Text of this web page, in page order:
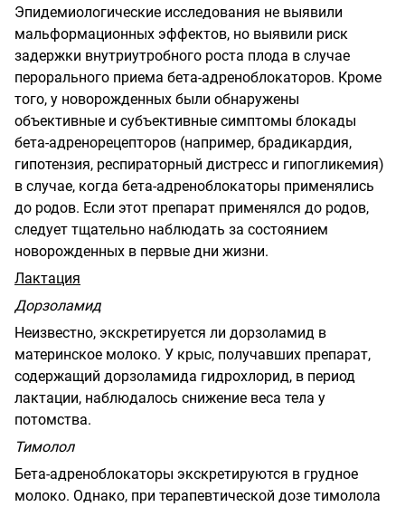
Эпидемиологические исследования не выявили
мальформационных эффектов, но выявили риск
задержки внутриутробного роста плода в случае
перорального приема бета-адреноблокаторов. Кроме
того, у новорожденных были обнаружены
объективные и субъективные симптомы блокады
бета-адренорецепторов (например, брадикардия,
гипотензия, респираторный дистресс и гипогликемия)
в случае, когда бета-адреноблокаторы применялись
до родов. Если этот препарат применялся до родов,
следует тщательно наблюдать за состоянием
новорожденных в первые дни жизни.
Лактация
Дорзоламид
Неизвестно, экскретируется ли дорзоламид в
материнское молоко. У крыс, получавших препарат,
содержащий дорзоламида гидрохлорид, в период
лактации, наблюдалось снижение веса тела у
потомства.
Тимолол
Бета-адреноблокаторы экскретируются в грудное
молоко. Однако, при терапевтической дозе тимолола